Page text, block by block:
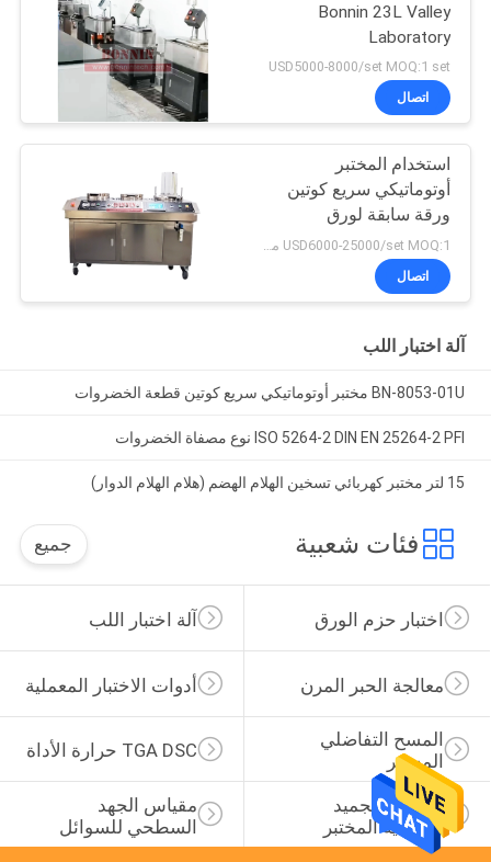
Bonnin 23L Valley
Laboratory
USD5000-8000/set MOQ:1 set
اتصال
استخدام المختبر
أوتوماتيكي سريع كوتين
ورقة سابقة لورق
الخضروات
USD6000-25000/set MOQ:1 مجموعة
اتصال
آلة اختبار اللب
BN-8053-01U مختبر أوتوماتيكي سريع كوتين قطعة الخضروات
ISO 5264-2 DIN EN 25264-2 PFI نوع مصفاة الخضروات
15 لتر مختبر كهربائي تسخين الهلام الهضم (هلام الهلام الدوار)
فئات شعبية جميع
آلة اختبار اللب اختبار حزم الورق
أدوات الاختبار المعملية معالجة الحبر المرن
TGA DSC حرارة الأداة
المسح التفاضلي
المسعر
مقياس الجهد
السطحي للسوائل
مجفف التجميد
الفراغية المختبر